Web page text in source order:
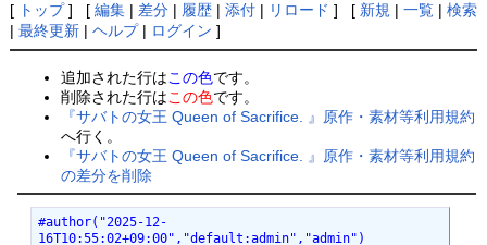
[ トップ] [ 編集| 差分| 履歴| 添付| リロード ] [ 新規 | 一覧| 検索
| 最終更新| ヘルプ| ログイン ]
追加された行はこの色です。
削除された行はこの色です。
『サバトの女王 Queen of Sacrifice. 』原作・素材等利用規約
へ行く。
『サバトの女王 Queen of Sacrifice. 』原作・素材等利用規約
の差分を削除
#author("2025-12-
16T10:55:02+09:00","default:admin","admin")